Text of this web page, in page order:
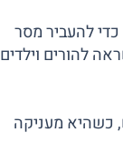
כדי להעביר מסר
להורים וילדים
כשהיא מעניקה